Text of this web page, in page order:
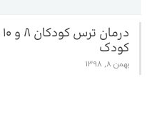
کودک
بهمن 8, 1398